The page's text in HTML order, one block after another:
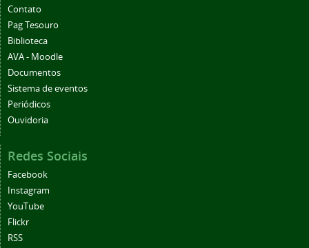
Contato
Pag Tesouro
Biblioteca
AVA - Moodle
Documentos
Sistema de eventos
Periódicos
Ouvidoria
Redes Sociais
Facebook
Instagram
YouTube
Flickr
RSS